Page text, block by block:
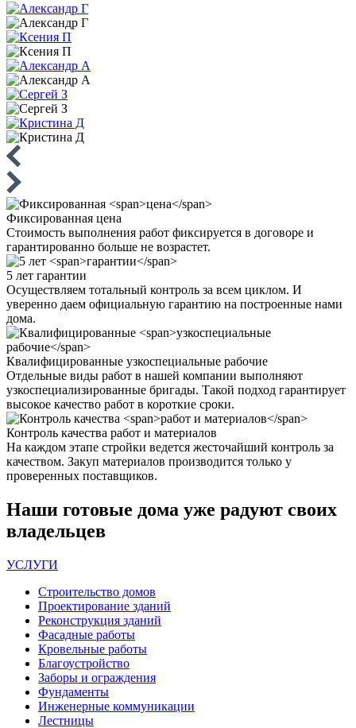
Фиксированная цена
Стоимость выполнения работ фиксируется в договоре и
гарантированно больше не возрастет.
5 лет гарантии
Осуществляем тотальный контроль за всем циклом. И
уверенно даем официальную гарантию на построенные нами
дома.
Квалифицированные узкоспециальные рабочие
Отдельные виды работ в нашей компании выполняют
узкоспециализированные бригады. Такой подход гарантирует
высокое качество работ в короткие сроки.
Контроль качества работ и материалов
На каждом этапе стройки ведется жесточайший контроль за
качеством. Закуп материалов производится только у
проверенных поставщиков.
Наши готовые дома уже радуют своих
владельцев
УСЛУГИ
Строительство домов
Проектирование зданий
Реконструкция зданий
Фасадные работы
Кровельные работы
Благоустройство
Заборы и ограждения
Фундаменты
Инженерные коммуникации
Лестницы